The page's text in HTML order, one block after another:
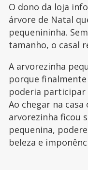
O dono da loja
árvore de Natal
pequenininha.
tamanho, o casal
A arvorezinha
porque
poderia participar
Ao chegar na casa
arvorezinha ficou
pequenina,
beleza e